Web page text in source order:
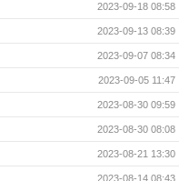
2023-09-18 08:58
2023-09-13 08:39
2023-09-07 08:34
2023-09-05 11:47
2023-08-30 09:59
2023-08-30 08:08
2023-08-21 13:30
2023-08-14 08:43